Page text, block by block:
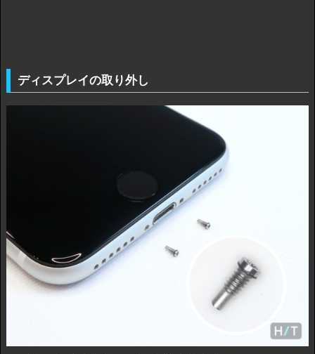
ディスプレイの取り外し